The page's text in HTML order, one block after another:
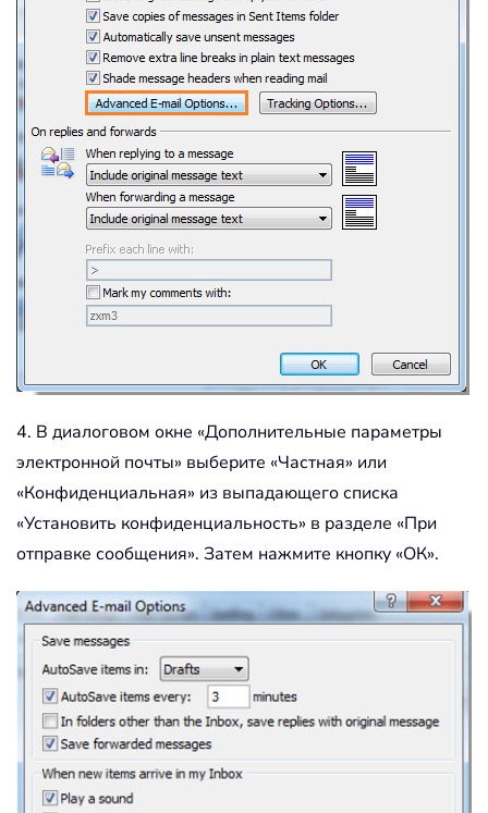
4. В диалоговом окне «Дополнительные параметры
электронной почты» выберите «Частная» или
«Конфиденциальная» из выпадающего списка
«Установить конфиденциальность» в разделе «При
отправке сообщения». Затем нажмите кнопку «ОК».